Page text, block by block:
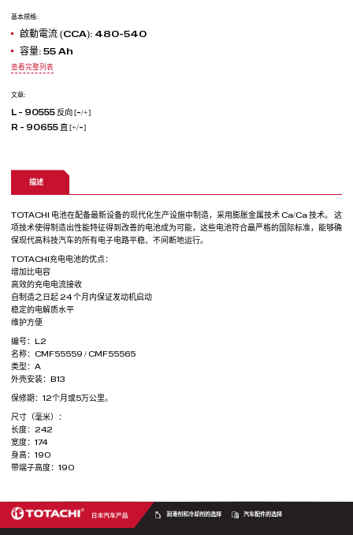
基本規格:
啟動電流 (ССА): 480-540
容量: 55 Ah
查看完整列表
文章:
L - 90555 反向 [-/+]
R - 90655 直 [+/-]
描述
TOTACHI 电池在配备最新设备的现代化生产设施中制造，采用膨胀金属技术 Ca/Ca 技术。 这
项技术使得制造出性能特征得到改善的电池成为可能，这些电池符合最严格的国际标准，能够确
保现代高科技汽车的所有电子电路平稳、不间断地运行。
TOTACHI充电电池的优点：
增加比电容
高效的充电电流接收
自制造之日起 24 个月内保证发动机启动
稳定的电解质水平
维护方便
编号：L2
名称：CMF55559 / CMF55565
类型：A
外壳安装：B13
保修期：12个月或5万公里。
尺寸（毫米）：
长度：242
宽度：174
身高：190
带端子高度：190
润滑剂和冷却剂的选择 汽车配件的选择